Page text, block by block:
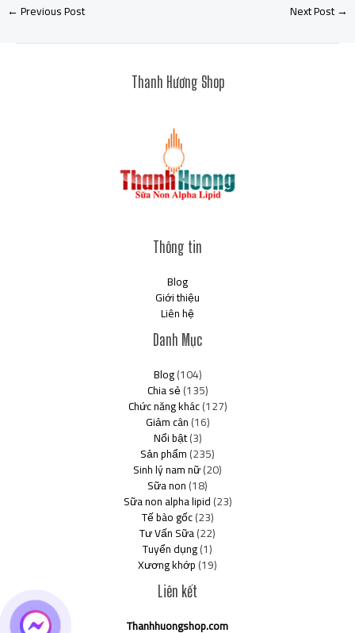
←Previous Post Next Post→
Thanh Hương Shop
Thông tin
Blog
Giới thiệu
Liên hệ
Danh Mục
Blog(104)
Chia sẻ(135)
Chức năng khác(127)
Giảm cân(16)
Nổi bật(3)
Sản phẩm(235)
Sinh lý nam nữ(20)
Sữa non(18)
Sữa non alpha lipid(23)
Tế bào gốc(23)
Tư Vấn Sữa(22)
Tuyển dụng(1)
Xương khớp(19)
Liên kết
Thanhhuongshop.com